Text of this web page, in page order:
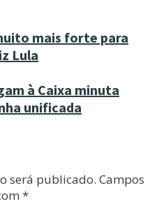
mais forte para
Lula
à Caixa minuta
unificada
será publicado. Campos
*